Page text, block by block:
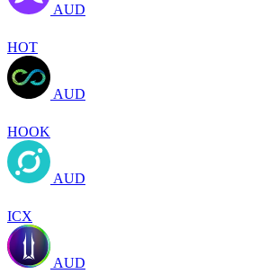
AUD
HOT
AUD
HOOK
AUD
ICX
AUD